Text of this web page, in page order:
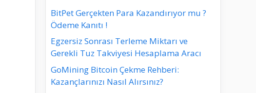
BitPet Gerçekten Para Kazandırıyor mu ?
Ödeme Kanıtı !
Egzersiz Sonrası Terleme Miktarı ve
Gerekli Tuz Takviyesi Hesaplama Aracı
GoMining Bitcoin Çekme Rehberi:
Kazançlarınızı Nasıl Alırsınız?